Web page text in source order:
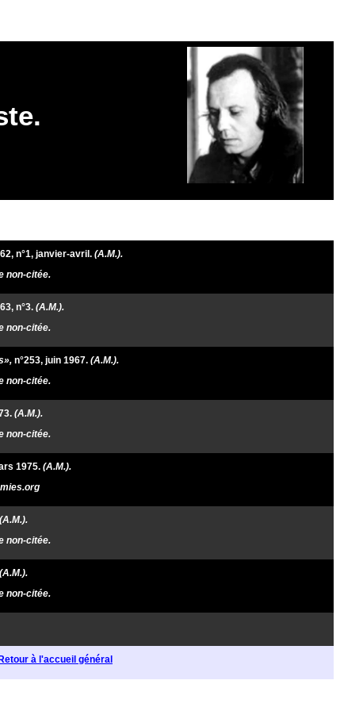
n°1, janvier-avril . (A.M.).
non-citée.
n°3. (A.M.).
non-citée.
n°253, juin 1967. (A.M.).
non-citée.
. (A.M.).
non-citée.
1975. (A.M.).
(A.M.).
non-citée.
(A.M.).
non-citée.
Retour à l'accueil général